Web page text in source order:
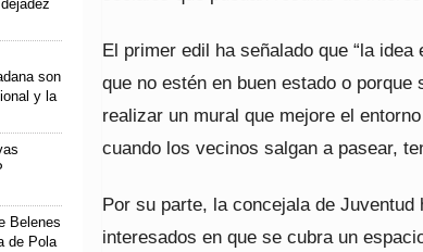
El primer edil ha señalado que “la
que no estén en buen estado o porque
realizar un mural que mejore el
cuando los vecinos salgan a pasear,
Por su parte, la concejala de Juventud
interesados en que se cubra un
son
y la
Belenes
de Pola